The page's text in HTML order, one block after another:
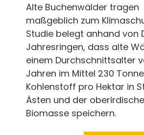
Alte Buchenwälder tragen
maßgeblich zum
Studie belegt anhand von
Jahresringen, dass alte
einem Durchschnittsalter
Jahren im Mittel 230
Kohlenstoff pro Hektar in
Ästen und der
Biomasse speichern.